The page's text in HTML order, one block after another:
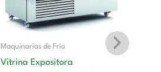
Maquinarias de Frío
Vitrina Expositora